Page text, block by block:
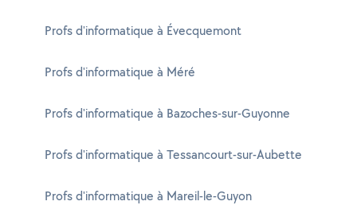
Profs d'informatique à Évecquemont
Profs d'informatique à Méré
Profs d'informatique à Bazoches-sur-Guyonne
Profs d'informatique à Tessancourt-sur-Aubette
Profs d'informatique à Mareil-le-Guyon